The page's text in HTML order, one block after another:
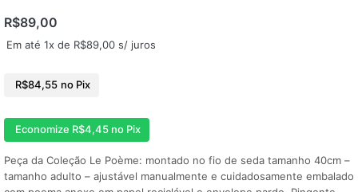
R$89,00
Em até 1x de R$89,00 s/ juros
R$84,55 no Pix
Economize R$4,45 no Pix
Peça da Coleção Le Poème: montado no fio de seda tamanho 40cm –
tamanho adulto – ajustável manualmente e cuidadosamente embalado